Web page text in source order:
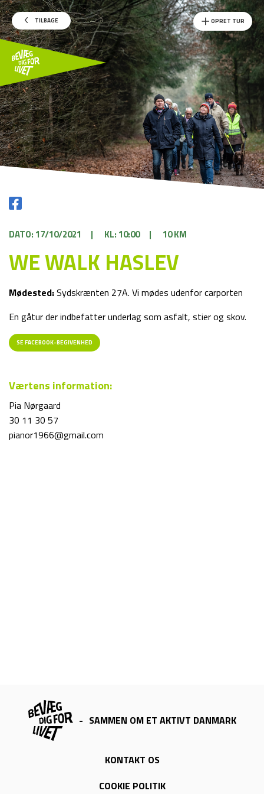
TILBAGE OPRET TUR
DATO: 17/10/2021 | KL: 10:00 | 10 KM
WE WALK HASLEV
Mødested:Sydskrænten 27A. Vi mødes udenfor carporten
En gåtur der indbefatter underlag som asfalt, stier og skov.
SE FACEBOOK-BEGIVENHED
Værtens information:
Pia Nørgaard
30 11 30 57
pianor1966@gmail.com
- SAMMEN OM ET AKTIVT DANMARK
KONTAKT OS
COOKIE POLITIK